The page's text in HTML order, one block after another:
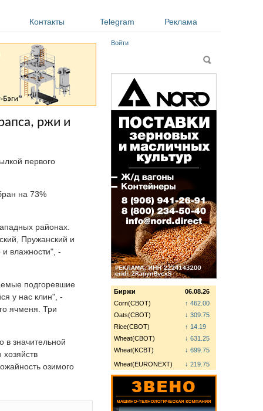
Контакты Telegram Реклама
ржи и
первого
на 73%
районах.
Пружанский и
и влажности", -
подгоревшие
у нас клин", -
ячменя. Три
в значительной
озимого
Войти
Поиск
Биржи
06.08.26
Corn(CBOT)
↑ 462.00
Oats(CBOT)
↓ 309.75
Rice(CBOT)
↑ 14.19
Wheat(CBOT)
↓ 631.25
Wheat(KCBT)
↓ 699.75
Wheat(EURONEXT)
↓ 219.75